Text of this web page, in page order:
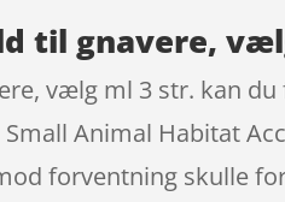
til gnavere,
vælg ml 3 str. kan
Animal Habitat
forventning skulle